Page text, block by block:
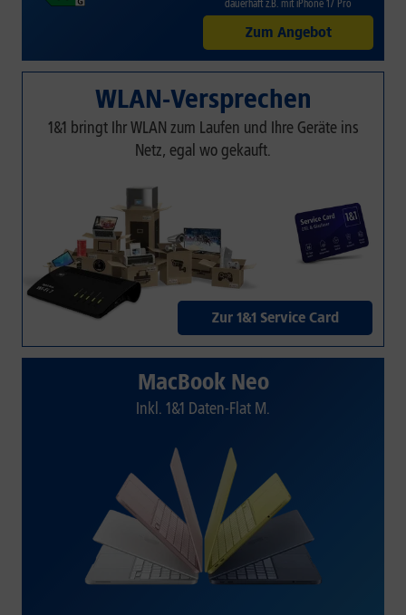
dauerhaft z.B. mit iPhone 17 Pro
Zum Angebot
WLAN-Versprechen
1&1 bringt Ihr WLAN zum Laufen und Ihre Geräte ins
Netz, egal wo gekauft.
Zur 1&1 Service Card
MacBook Neo
Inkl. 1&1 Daten-Flat M.